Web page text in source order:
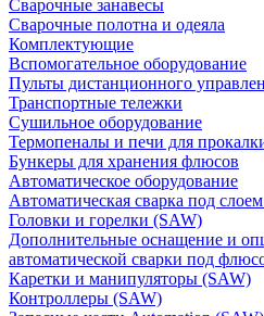
Сварочные занавесы
Сварочные полотна и одеяла
Комплектующие
Вспомогательное оборудование
Пульты дистанционного
Транспортные тележки
Сушильное оборудование
Термопеналы и печи для
Бункеры для хранения флюсов
Автоматическое оборудование
Автоматическая сварка под
Головки и горелки (SAW)
Дополнительные оснащение и
автоматической сварки под
Каретки и манипуляторы (SAW)
Контроллеры (SAW)